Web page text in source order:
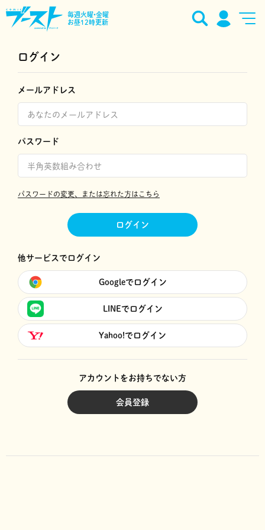
毎週火曜•金曜
お昼12時更新
ログイン
メールアドレス
パスワード
パスワードの変更、または忘れた方はこちら
ログイン
他サービスでログイン
Googleでログイン
LINEでログイン
Yahoo!でログイン
アカウントをお持ちでない方
会員登録